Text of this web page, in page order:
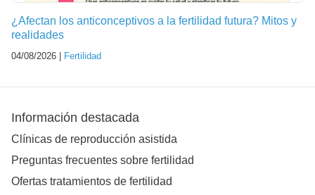
¿Afectan los anticonceptivos a la fertilidad futura? Mitos y
realidades
04/08/2026 | Fertilidad
Información destacada
Clínicas de reproducción asistida
Preguntas frecuentes sobre fertilidad
Ofertas tratamientos de fertilidad